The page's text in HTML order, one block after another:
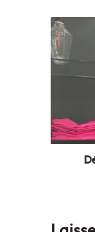
D
é
c
o
e
z